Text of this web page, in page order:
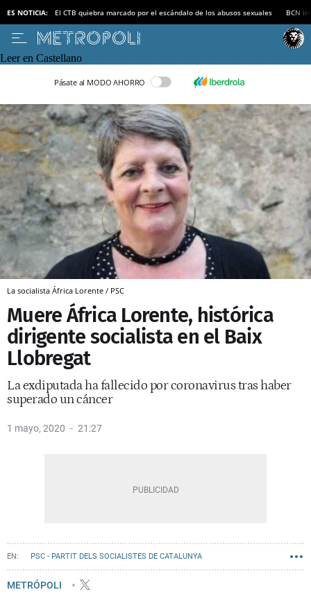
ES NOTICIA: El CTB quiebra marcado por el escándalo de los abusos sexuales BCN
Leer en Castellano
Pásate al MODO AHORRO
La socialista África Lorente / PSC
Muere África Lorente, histórica
dirigente socialista en el Baix
Llobregat
La exdiputada ha fallecido por coronavirus tras haber
superado un cáncer
1 mayo, 2020 21:27
PSC - PARTIT DELS SOCIALISTES DE CATALUNYA
METRÓPOLI